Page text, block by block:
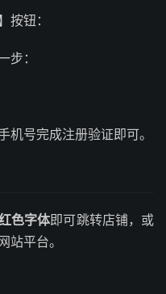
按钮：
步：
机号完成注册验证即可。
色字体即可跳转店铺，或
站平台。